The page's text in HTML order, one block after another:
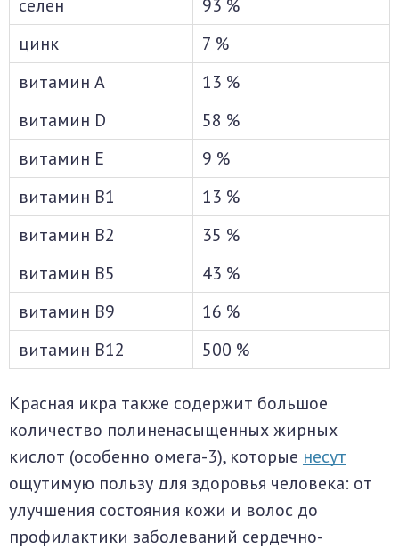
селен
93 %
цинк
7 %
витамин A
13 %
витамин D
58 %
витамин E
9 %
витамин B1
13 %
витамин B2
35 %
витамин B5
43 %
витамин B9
16 %
витамин B12
500 %
Красная икра также содержит большое
количество полиненасыщенных жирных
кислот (особенно омега-3), которые несут
ощутимую пользу для здоровья человека: от
улучшения состояния кожи и волос до
профилактики заболеваний сердечно-